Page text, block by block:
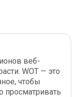
веб-
WOT — это
чтобы
просматривать